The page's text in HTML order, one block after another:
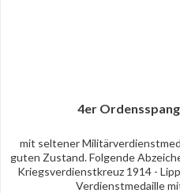
4er
mit seltener
guten Zustand. Folgende
Kriegsverdienstkreuz 1914 -
Verdienstmedaille